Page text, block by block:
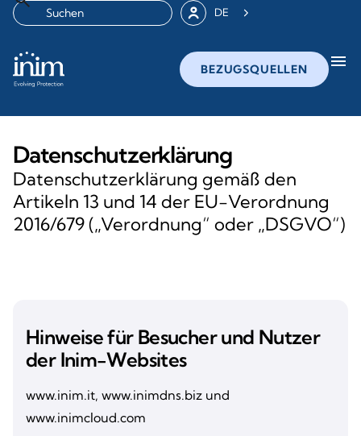
DE
BEZUGSQUELLEN menu
Datenschutzerklärung
Datenschutzerklärung gemäß den
Artikeln 13 und 14 der EU-Verordnung
2016/679 („Verordnung“ oder „DSGVO“)
Hinweise für Besucher und Nutzer
der Inim-Websites
www.inim.it, www.inimdns.biz und
www.inimcloud.com